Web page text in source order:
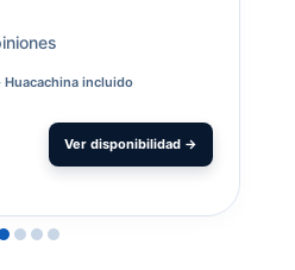
Huacachina incluido
Ver disponibilidad →